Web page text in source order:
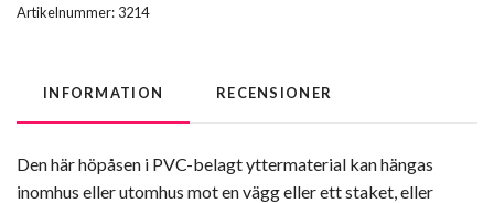
Artikelnummer: 3214
INFORMATION RECENSIONER
Den här höpåsen i PVC-belagt yttermaterial kan hängas
inomhus eller utomhus mot en vägg eller ett staket, eller